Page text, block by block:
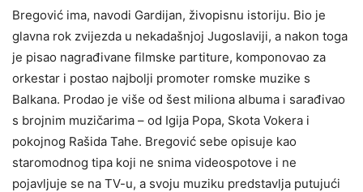
Bregović ima, navodi Gardijan, živopisnu istoriju. Bio je
glavna rok zvijezda u nekadašnjoj Jugoslaviji, a nakon toga
je pisao nagrađivane filmske partiture, komponovao za
orkestar i postao najbolji promoter romske muzike s
Balkana. Prodao je više od šest miliona albuma i sarađivao
s brojnim muzičarima – od Igija Popa, Skota Vokera i
pokojnog Rašida Tahe. Bregović sebe opisuje kao
staromodnog tipa koji ne snima videospotove i ne
pojavljuje se na TV-u, a svoju muziku predstavlja putujući